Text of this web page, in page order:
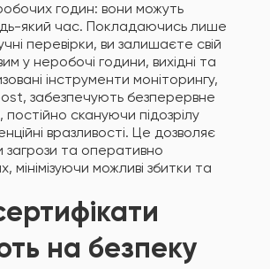
годин: вони можуть
який час. Покладаючись лише
перевірки, ви залишаєте свій
у неробочі години, вихідні та
інструменти моніторингу,
забезпечують безперервне
скануючи підозрілу
вразливості. Це дозволяє
загрози та оперативно
мінімізуючи можливі збитки та
на безпеку